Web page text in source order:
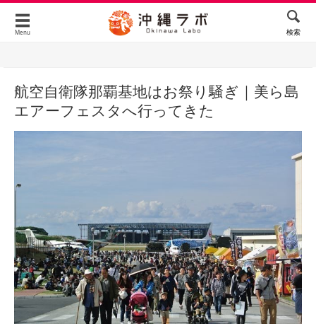
Menu 検索
航空自衛隊那覇基地はお祭り騒ぎ｜美ら島
エアーフェスタへ行ってきた